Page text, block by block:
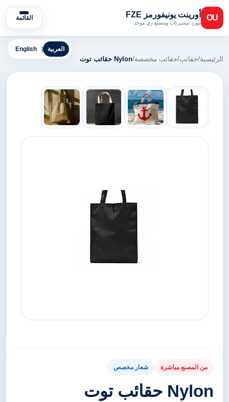
OU أورينت يونيفورمز FZE
مورد تيشيرتات ومصنّع زي موحد
القائمة
English العربية
الرئيسية/حقائب/حقائب مخصصة/Nylon حقائب توت
من المصنع مباشرة شعار مخصص
Nylon حقائب توت